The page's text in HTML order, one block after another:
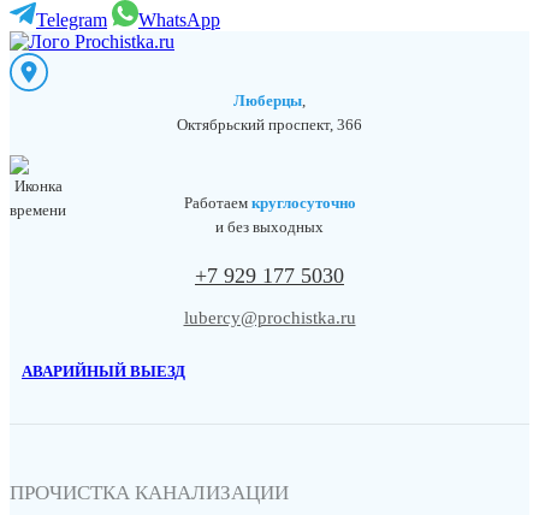
Telegram
WhatsApp
Люберцы
Октябрьский проспект, 366
Работаем круглосуточно
и без выходных
+7 929 177 5030
lubercy@prochistka.ru
АВАРИЙНЫЙ ВЫЕЗД
ПРОЧИСТКА КАНАЛИЗАЦИИ